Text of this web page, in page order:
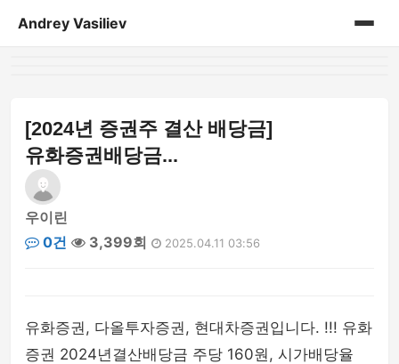
Andrey Vasiliev
books
drugoe
javascript
my-life
[2024년 증권주 결산 배당금]
유화증권배당금...
우이린
0건
3,399회 2025.04.11 03:56
유화증권, 다올투자증권, 현대차증권입니다. !!! 유화
증권 2024년결산배당금 주당 160원, 시가배당율